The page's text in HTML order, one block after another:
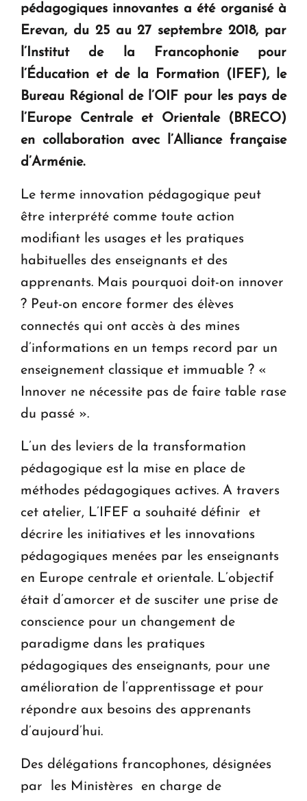
pédagogiques innovantes a été organisé à
Erevan, du 25 au 27 septembre 2018, par
l’Institut de la Francophonie pour
l’Éducation et de la Formation (IFEF), le
Bureau Régional de l’OIF pour les pays de
l’Europe Centrale et Orientale (BRECO)
en collaboration avec l’Alliance française
d’Arménie.
Le terme innovation pédagogique peut
être interprété comme toute action
modifiant les usages et les pratiques
habituelles des enseignants et des
apprenants. Mais pourquoi doit-on innover
? Peut-on encore former des élèves
connectés qui ont accès à des mines
d’informations en un temps record par un
enseignement classique et immuable ? «
Innover ne nécessite pas de faire table rase
du passé ».
L’un des leviers de la transformation
pédagogique est la mise en place de
méthodes pédagogiques actives. A travers
cet atelier, L’IFEF a souhaité définir et
décrire les initiatives et les innovations
pédagogiques menées par les enseignants
en Europe centrale et orientale. L’objectif
était d’amorcer et de susciter une prise de
conscience pour un changement de
paradigme dans les pratiques
pédagogiques des enseignants, pour une
amélioration de l’apprentissage et pour
répondre aux besoins des apprenants
d’aujourd’hui.
Des délégations francophones, désignées
par les Ministères en charge de